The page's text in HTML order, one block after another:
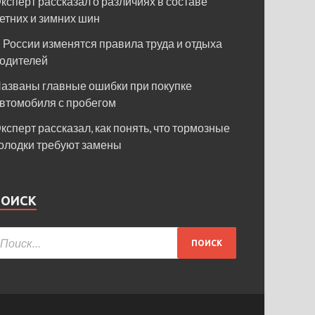
и зимних шин
России изменятся правила труда и отдыха
главные ошибки при покупке
с пробегом
рассказал, как понять, что тормозные
требуют замены